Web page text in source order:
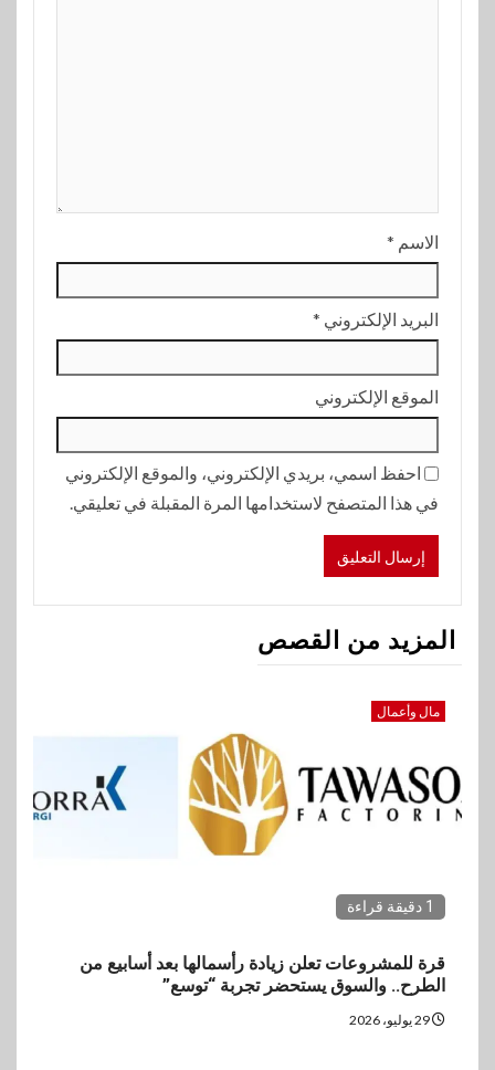
الاسم *
البريد الإلكتروني *
الموقع الإلكتروني
احفظ اسمي، بريدي الإلكتروني، والموقع الإلكتروني
في هذا المتصفح لاستخدامها المرة المقبلة في تعليقي.
المزيد من القصص
مال وأعمال
1 دقيقة قراءة
قرة للمشروعات تعلن زيادة رأسمالها بعد أسابيع من
الطرح.. والسوق يستحضر تجربة “توسع”